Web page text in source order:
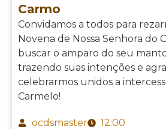
Carmo
Convidamos a todos para
Novena de Nossa Senhora do
buscar o amparo do seu
trazendo suas intenções e
celebrarmos unidos a
Carmelo!
ocdsmaster 12:00